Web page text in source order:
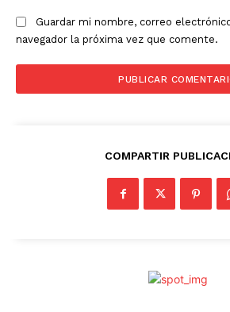
Guardar mi nombre, correo
navegador la próxima vez que comente.
COMPARTIR